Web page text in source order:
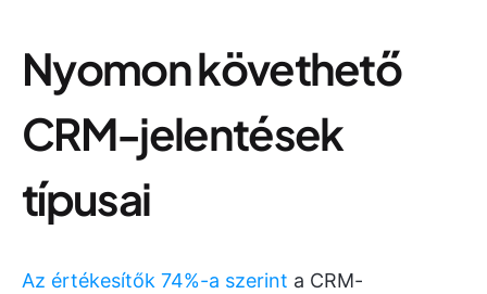
Nyomon követhető
CRM-jelentések
típusai
Az értékesítők 74%-a szerint a CRM-